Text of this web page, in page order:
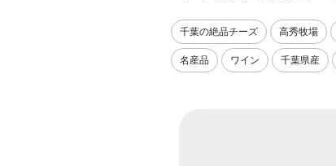
千葉の絶品チーズ 高秀牧場
名産品 ワイン 千葉県産